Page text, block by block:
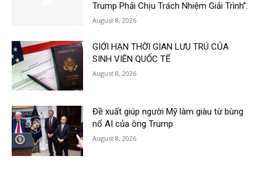
Trump Phải Chịu Trách Nhiệm Giải Trình”.
August 8, 2026
GIỚI HẠN THỜI GIAN LƯU TRÚ CỦA
SINH VIÊN QUỐC TẾ
August 8, 2026
Đề xuất giúp người Mỹ làm giàu từ bùng
nổ AI của ông Trump
August 8, 2026